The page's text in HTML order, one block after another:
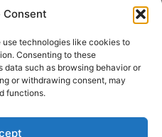
Consent
technologies like cookies to
Consenting to these
such as browsing behavior or
or withdrawing consent, may
functions.
16 AGOSTO: CHIUSO